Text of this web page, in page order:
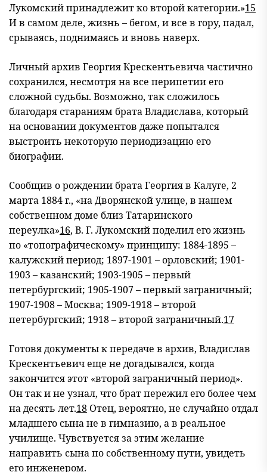
Лукомский принадлежит ко второй категории.»15
И в самом деле, жизнь – бегом, и все в гору, падал,
срываясь, поднимаясь и вновь наверх.
Личный архив Георгия Крескентьевича частично
сохранился, несмотря на все перипетии его
сложной судьбы. Возможно, так сложилось
благодаря стараниям брата Владислава, который
на основании документов даже попытался
выстроить некоторую периодизацию его
биографии.
Сообщив о рождении брата Георгия в Калуге, 2
марта 1884 г., «на Дворянской улице, в нашем
собственном доме близ Татаринского
переулка»16, В. Г. Лукомский поделил его жизнь
по «топографическому» принципу: 1884-1895 –
калужский период; 1897-1901 – орловский; 1901-
1903 – казанский; 1903-1905 – первый
петербургский; 1905-1907 – первый заграничный;
1907-1908 – Москва; 1909-1918 – второй
петербургский; 1918 – второй заграничный.17
Готовя документы к передаче в архив, Владислав
Крескентьевич еще не догадывался, когда
закончится этот «второй заграничный период».
Он так и не узнал, что брат пережил его более чем
на десять лет.18 Отец, вероятно, не случайно отдал
младшего сына не в гимназию, а в реальное
училище. Чувствуется за этим желание
направить сына по собственному пути, увидеть
его инженером.